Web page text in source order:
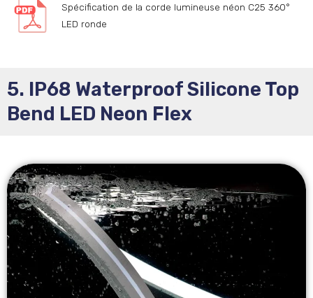
Spécification de la corde lumineuse néon C25 360°
LED ronde
5. IP68 Waterproof Silicone Top
Bend LED Neon Flex